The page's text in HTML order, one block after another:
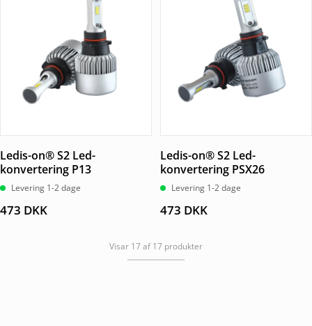
Ledis-on® S2 Led-
konvertering P13
Levering 1-2 dage
473 DKK
Ledis-on® S2 Led-
konvertering PSX26
Levering 1-2 dage
473 DKK
Visar 17 af 17 produkter